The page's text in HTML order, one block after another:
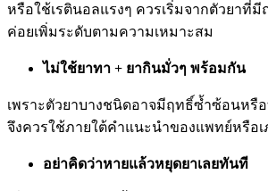
หรือใช้เรตินอลแรงๆ ควรเริ่มจากตัวยาที่
ค่อยเพิ่มระดับตามความเหมาะสม
ไม่ใช้ยาทา + ยากินมั่วๆ พร้อมกัน
เพราะตัวยาบางชนิดอาจมีฤทธิ์ซ้ำซ้อนหรื
จึงควรใช้ภายใต้คำแนะนำของแพทย์หรือ
อย่าคิดว่าหายแล้วหยุดยาเลยทันที